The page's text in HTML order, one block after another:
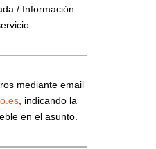
/ Información
mediante email
, indicando la
en el asunto.